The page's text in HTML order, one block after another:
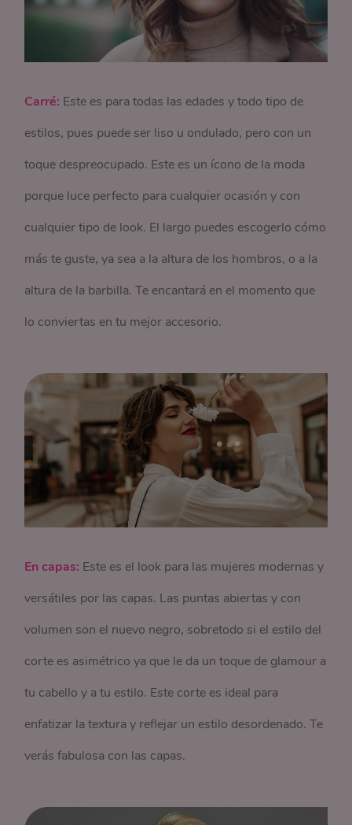
Carré: Este es para todas las edades y todo tipo de
estilos, pues puede ser liso u ondulado, pero con un
toque despreocupado. Este es un ícono de la moda
porque luce perfecto para cualquier ocasión y con
cualquier tipo de look. El largo puedes escogerlo cómo
más te guste, ya sea a la altura de los hombros, o a la
altura de la barbilla. Te encantará en el momento que
lo conviertas en tu mejor accesorio.
En capas: Este es el look para las mujeres modernas y
versátiles por las capas. Las puntas abiertas y con
volumen son el nuevo negro, sobretodo si el estilo del
corte es asimétrico ya que le da un toque de glamour a
tu cabello y a tu estilo. Este corte es ideal para
enfatizar la textura y reflejar un estilo desordenado. Te
verás fabulosa con las capas.